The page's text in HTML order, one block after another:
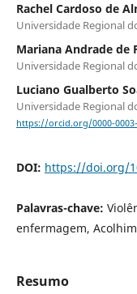
Rachel Cardoso de
Universidade Regional
Mariana Andrade de
Universidade Regional
Luciano Gualberto
Universidade Regional
https://orcid.org/0000-0003-
DOI: https://doi.org/
Palavras-chave:
enfermagem,
Resumo